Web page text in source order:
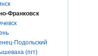
Франковск
Подольский
(пгт)